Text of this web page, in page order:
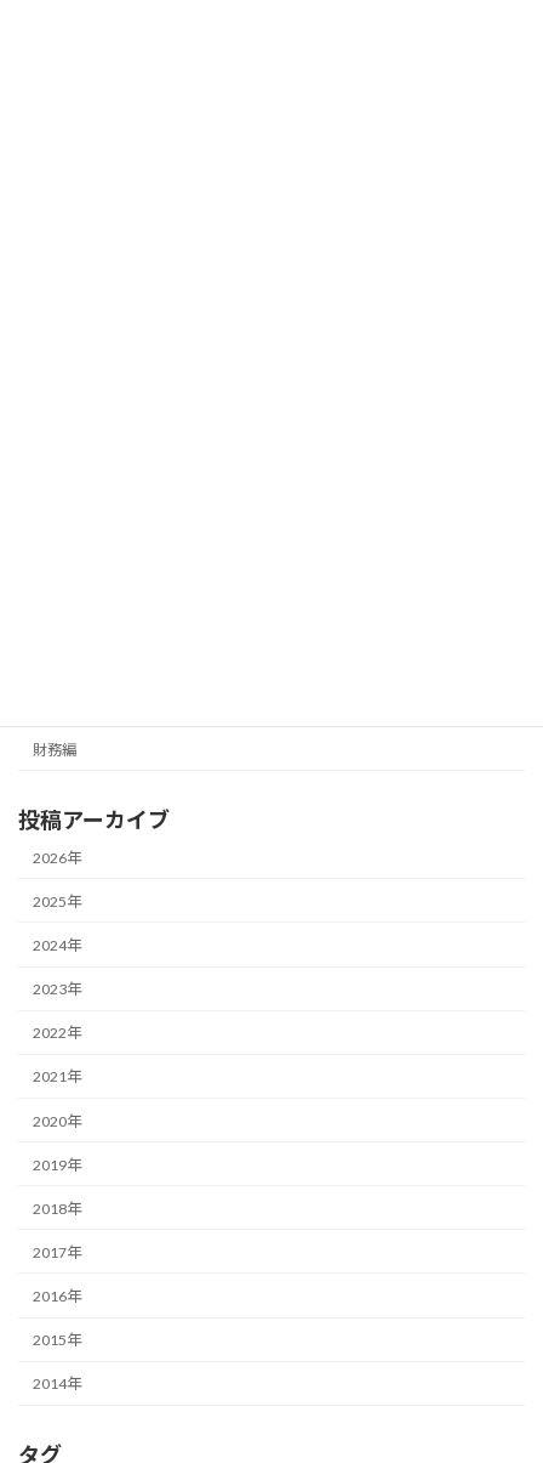
財務編
投稿アーカイブ
2026年
2025年
2024年
2023年
2022年
2021年
2020年
2019年
2018年
2017年
2016年
2015年
2014年
タグ